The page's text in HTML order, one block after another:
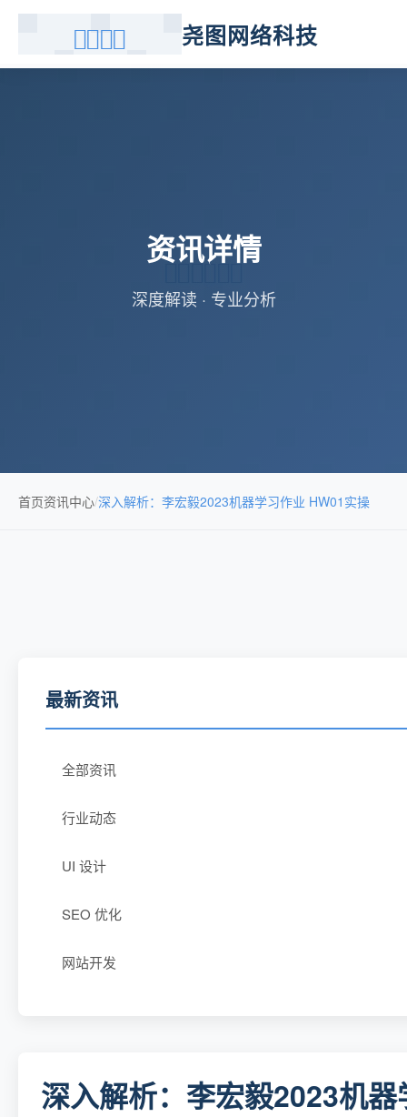
尧图网络科技
资讯详情
深度解读 · 专业分析
首页资讯中心/深入解析：李宏毅2023机器学习作业 HW01实操
最新资讯
全部资讯
行业动态
UI 设计
SEO 优化
网站开发
深入解析：李宏毅2023机